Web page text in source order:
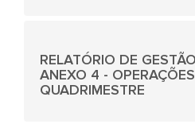
RELATÓRIO DE
ANEXO 4 -
QUADRIMESTRE